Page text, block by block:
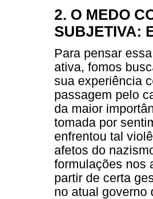
2. O MEDO
SUBJETIVA:
Para pensar
ativa, fomos
sua experiência
passagem pelo
da maior
tomada por
enfrentou tal
afetos do
formulações nos
partir de certa
no atual governo